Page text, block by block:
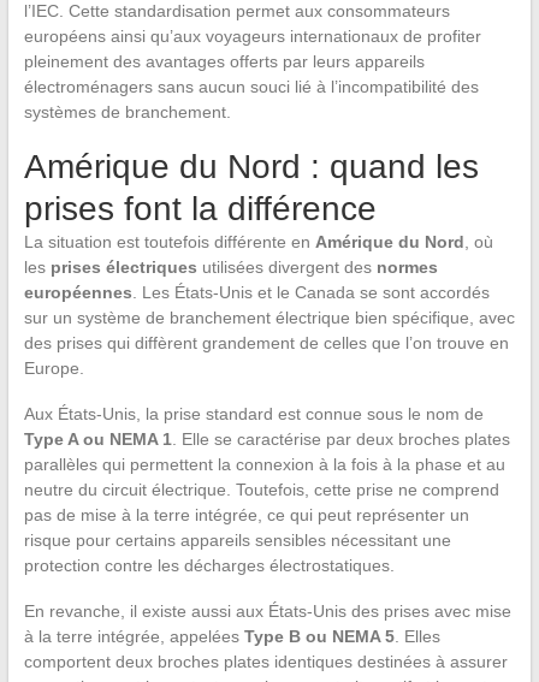
l’IEC. Cette standardisation permet aux consommateurs
européens ainsi qu’aux voyageurs internationaux de profiter
pleinement des avantages offerts par leurs appareils
électroménagers sans aucun souci lié à l’incompatibilité des
systèmes de branchement.
Amérique du Nord : quand les
prises font la différence
La situation est toutefois différente en Amérique du Nord, où
les prises électriques utilisées divergent des normes
européennes. Les États-Unis et le Canada se sont accordés
sur un système de branchement électrique bien spécifique, avec
des prises qui diffèrent grandement de celles que l’on trouve en
Europe.
Aux États-Unis, la prise standard est connue sous le nom de
Type A ou NEMA 1. Elle se caractérise par deux broches plates
parallèles qui permettent la connexion à la fois à la phase et au
neutre du circuit électrique. Toutefois, cette prise ne comprend
pas de mise à la terre intégrée, ce qui peut représenter un
risque pour certains appareils sensibles nécessitant une
protection contre les décharges électrostatiques.
En revanche, il existe aussi aux États-Unis des prises avec mise
à la terre intégrée, appelées Type B ou NEMA 5. Elles
comportent deux broches plates identiques destinées à assurer